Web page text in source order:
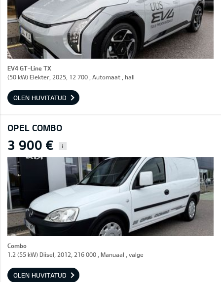
EV4 GT-Line TX
(50 kW) Elekter, 2025, 12 700 , Automaat , hall
OLEN HUVITATUD
OPEL COMBO
3 900 € i
Combo
1.2 (55 kW) Diisel, 2012, 216 000 , Manuaal , valge
OLEN HUVITATUD